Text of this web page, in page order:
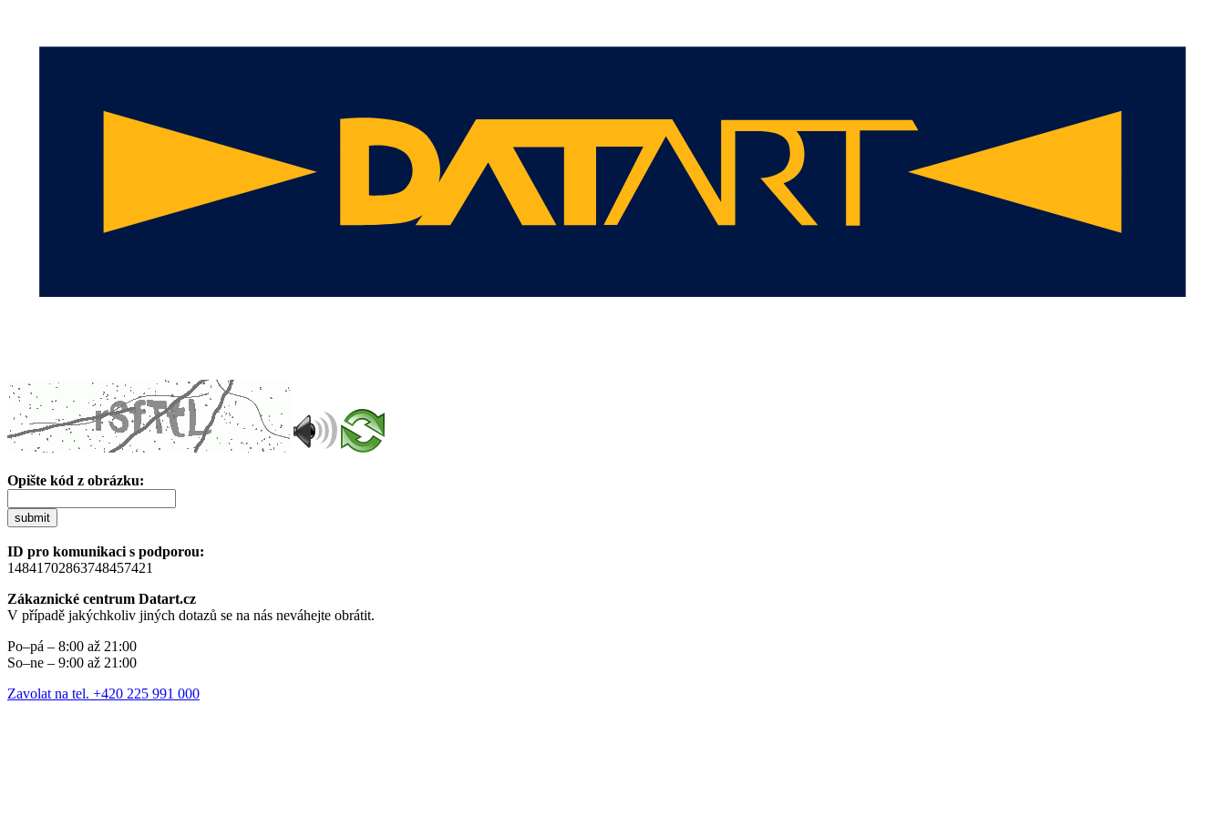
Opište kód z obrázku:
submit
ID pro komunikaci s podporou:
14841702863748457421
Zákaznické centrum Datart.cz
V případě jakýchkoliv jiných dotazů se na nás neváhejte obrátit.
Po–pá – 8:00 až 21:00
So–ne – 9:00 až 21:00
Zavolat na tel. +420 225 991 000